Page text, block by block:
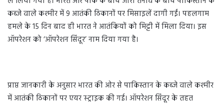
कब्जे वाले कश्मीर में 9 आतंकी ठिकानों पर मिसाइलें दागी गईं। पहलगाम
हमले के 15 दिन बाद ही भारत ने आतंकियों को मिट्टी में मिला दिया। इस
ऑपरेशन को ‘ऑपरेशन सिंदूर’ नाम दिया गया है।
प्राप्त जानकारी के अनुसार भारत की ओर से पाकिस्तान के कब्जे वाले कश्मीर
में आतंकी ठिकानों पर एयर स्ट्राइक की गई। ऑपरेशन सिंदूर के तहत